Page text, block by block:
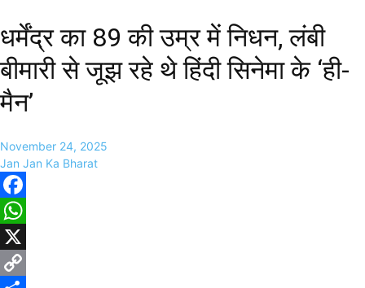
धर्मेंद्र का 89 की उम्र में निधन, लंबी
बीमारी से जूझ रहे थे हिंदी सिनेमा के ‘ही-
मैन’
November 24, 2025
Jan Jan Ka Bharat
Facebook
WhatsApp
X